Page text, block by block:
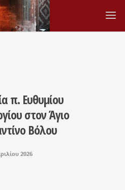
π. Ευθυμίου
στον Άγιο
Βόλου
2026